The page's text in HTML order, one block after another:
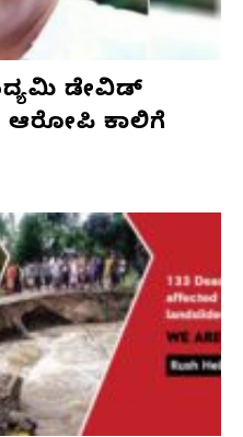
ಡೇವಿಡ್‌
ಆರೋಪಿ ಕಾಲಿಗೆ